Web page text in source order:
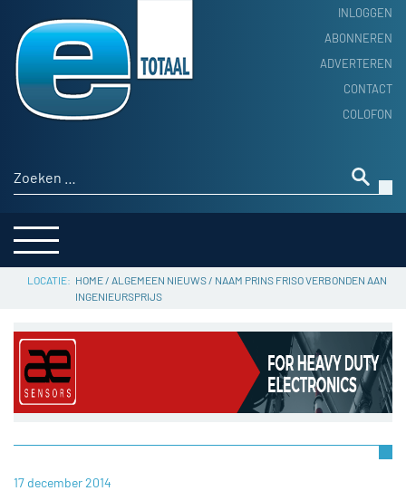
INLOGGEN
ABONNEREN
ADVERTEREN
CONTACT
COLOFON
Zoeken naar:
HOME
PRODUCTNIEUWS
ACHTERGROND
THEMA’S
SERVICE
HOME/ ALGEMEEN NIEUWS/ NAAM PRINS FRISO VERBONDEN AAN
INGENIEURSPRIJS
17 december 2014